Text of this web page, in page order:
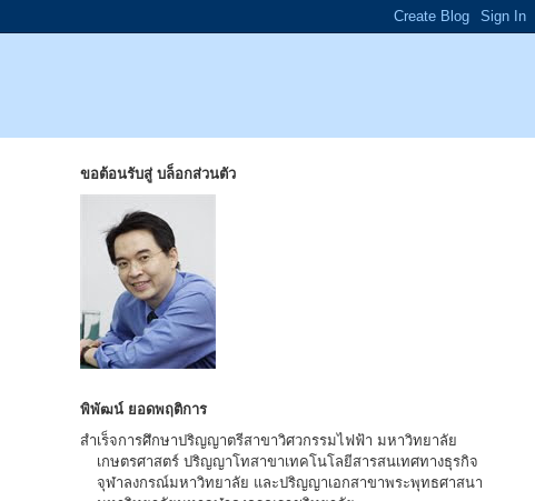
ขอต้อนรับสู่ บล็อกส่วนตัว
พิพัฒน์ ยอดพฤติการ
สำเร็จการศึกษาปริญญาตรีสาขาวิศวกรรมไฟฟ้า มหาวิทยาลัย
เกษตรศาสตร์ ปริญญาโทสาขาเทคโนโลยีสารสนเทศทางธุรกิจ
จุฬาลงกรณ์มหาวิทยาลัย และปริญญาเอกสาขาพระพุทธศาสนา